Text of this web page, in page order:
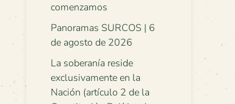
comenzamos
Panoramas SURCOS | 6
de agosto de 2026
La soberanía reside
exclusivamente en la
Nación (artículo 2 de la